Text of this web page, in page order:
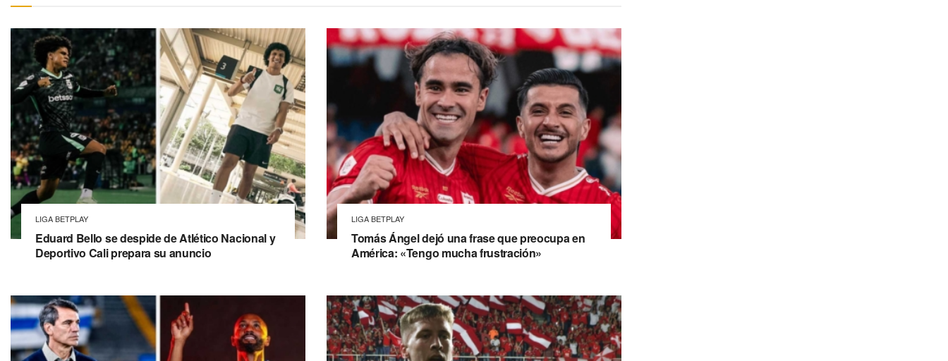
LIGA BETPLAY
Eduard Bello se despide de Atlético Nacional y
Deportivo Cali prepara su anuncio
LIGA BETPLAY
Tomás Ángel dejó una frase que preocupa en
América: «Tengo mucha frustración»